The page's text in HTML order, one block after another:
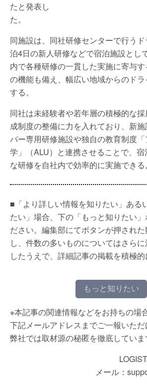
たと発表し
た。
同施設は、同社研修センターで行う
泊4日の新人研修などで宿泊施設とし
内で各種研修の一貫した実施に寄与
の機能も備え、幅広い地域からのド
する。
同社は未経験者や若年層の積極的な
成制度の整備に力を入れており、新
バー専用研修施設や独自の教育制度
学」（ALU）と連携させることで、宿
な研修を自社内で効率的に実施できる
■「より詳しい情報を知りたい」ある
たい」場合、下の「もっと知りたい」
ださい。編集部にてボタンが押され
し、件数の多いものについてはさら
したうえで、詳細記事の掲載を積極的
もっと知りたい
※本記事の関連情報などをお持ちの場
下記メールアドレスまでご一報いただ
弊社では取材源の秘匿を徹底していま
メール：